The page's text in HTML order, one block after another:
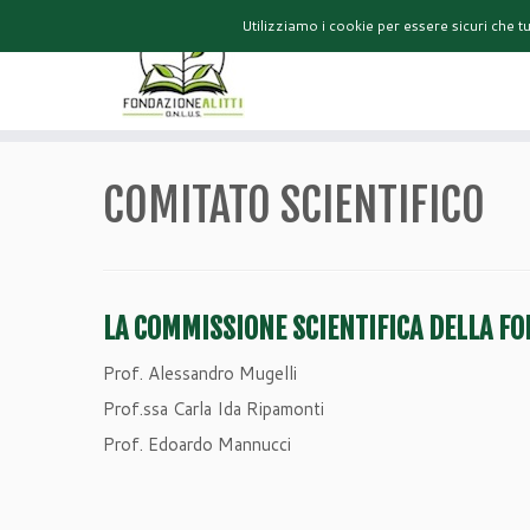
HOME
COMITATO SCIENTIFICO
LA COMMISSIONE SCIENTIFICA DELLA
Prof. Alessandro Mugelli
Prof.ssa Carla Ida Ripamonti
Prof. Edoardo Mannucci
Utilizziamo i cookie per essere sicuri che